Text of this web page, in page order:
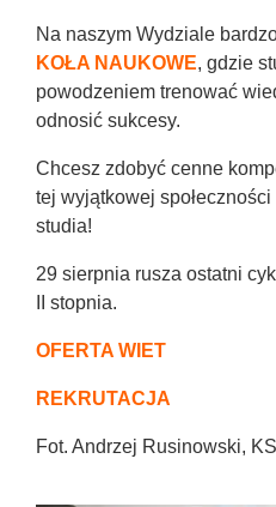
Na naszym Wydziale
KOŁA NAUKOWE, gdzie
powodzeniem trenować
odnosić sukcesy.
Chcesz zdobyć cenne
tej wyjątkowej
studia!
29 sierpnia rusza ostatni
II stopnia.
OFERTA WIET
REKRUTACJA
Fot. Andrzej Rusinowski,